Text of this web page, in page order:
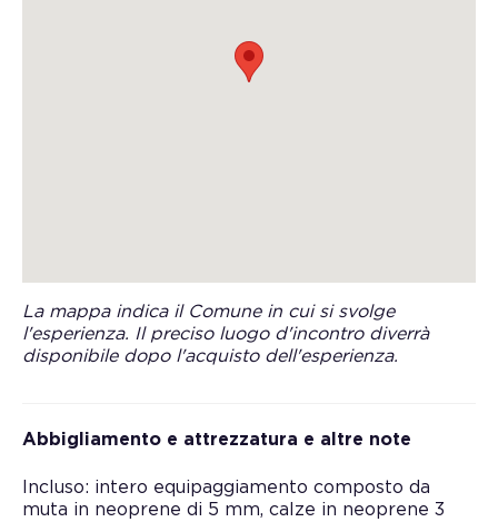
La mappa indica il Comune in cui si svolge
l'esperienza. Il preciso luogo d'incontro diverrà
disponibile dopo l'acquisto dell'esperienza.
Abbigliamento e attrezzatura e altre note
Incluso: intero equipaggiamento composto da
muta in neoprene di 5 mm, calze in neoprene 3